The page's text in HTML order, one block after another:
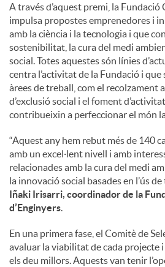
A través d’aquest premi, la Fundació
impulsa propostes emprenedores i
amb la ciència i la tecnologia i que
sostenibilitat, la cura del medi
social. Totes aquestes són línies
centra l’activitat de la Fundació i que
àrees de treball, com el recolzament
d’exclusió social i el foment
contribueixin a perfeccionar el món
“Aquest any hem rebut més de 140
amb un excel·lent nivell i amb
relacionades amb la cura del medi
la innovació social basades en l’ús
Iñaki Irisarri, coordinador de la
d’Enginyers.
En una primera fase, el Comitè de
avaluar la viabilitat de cada projecte
els deu millors. Aquests van tenir